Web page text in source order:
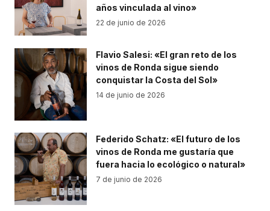
años vinculada al vino»
22 de junio de 2026
Flavio Salesi: «El gran reto de los
vinos de Ronda sigue siendo
conquistar la Costa del Sol»
14 de junio de 2026
Federido Schatz: «El futuro de los
vinos de Ronda me gustaría que
fuera hacia lo ecológico o natural»
7 de junio de 2026